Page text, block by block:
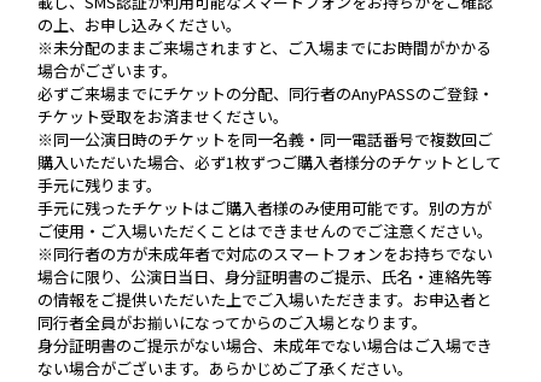
の上、お申し込みください。
※未分配のままご来場されますと、ご入場までにお時間がかかる
場合がございます。
必ずご来場までにチケットの分配、同行者のAnyPASSのご登録・
チケット受取をお済ませください。
※同一公演日時のチケットを同一名義・同一電話番号で複数回ご
購入いただいた場合、必ず1枚ずつご購入者様分のチケットとして
手元に残ります。
手元に残ったチケットはご購入者様のみ使用可能です。別の方が
ご使用・ご入場いただくことはできませんのでご注意ください。
※同行者の方が未成年者で対応のスマートフォンをお持ちでない
場合に限り、公演日当日、身分証明書のご提示、氏名・連絡先等
の情報をご提供いただいた上でご入場いただきます。お申込者と
同行者全員がお揃いになってからのご入場となります。
身分証明書のご提示がない場合、未成年でない場合はご入場でき
ない場合がございます。あらかじめご了承ください。